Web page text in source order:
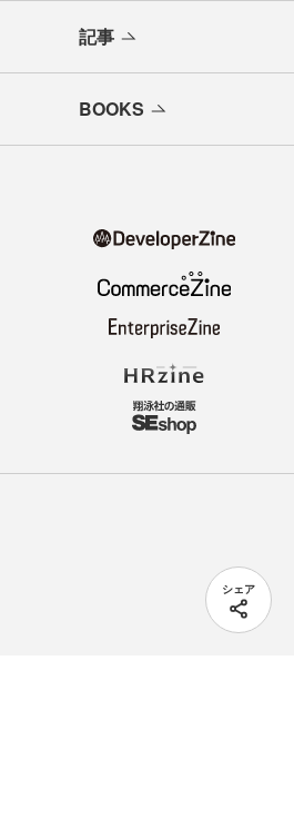
シェア
記事
BOOKS